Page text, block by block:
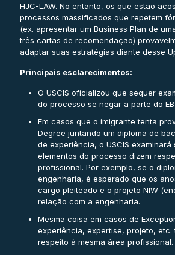
HJC-LAW. No entanto, os que estão
processos massificados que repetem
(ex. apresentar um Business Plan de
três cartas de recomendação)
adaptar suas estratégias diante desse
Principais esclarecimentos:
O USCIS oficializou que sequer
do processo se negar a parte do
Em casos que o imigrante tenta
Degree juntando um diploma de
de experiência, o USCIS examinará
elementos do processo dizem
profissional. Por exemplo, se o
engenharia, é esperado que os
cargo pleiteado e o projeto NIW
relação com a engenharia.
Mesma coisa em casos de
experiência, expertise, projeto, etc.
respeito à mesma área profissional.